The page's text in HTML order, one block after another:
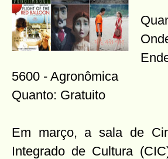
5600 - Agronômica
Quanto: Gratuito
Em março, a sala de
Integrado de Cultura